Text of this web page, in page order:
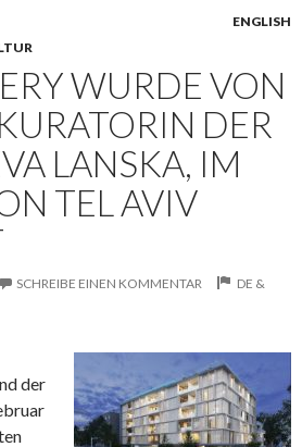
ENGLISH
WURDE VON
DER
LANSKA, IM
TEL AVIV
SCHREIBE EINEN KOMMENTAR
DE &
der